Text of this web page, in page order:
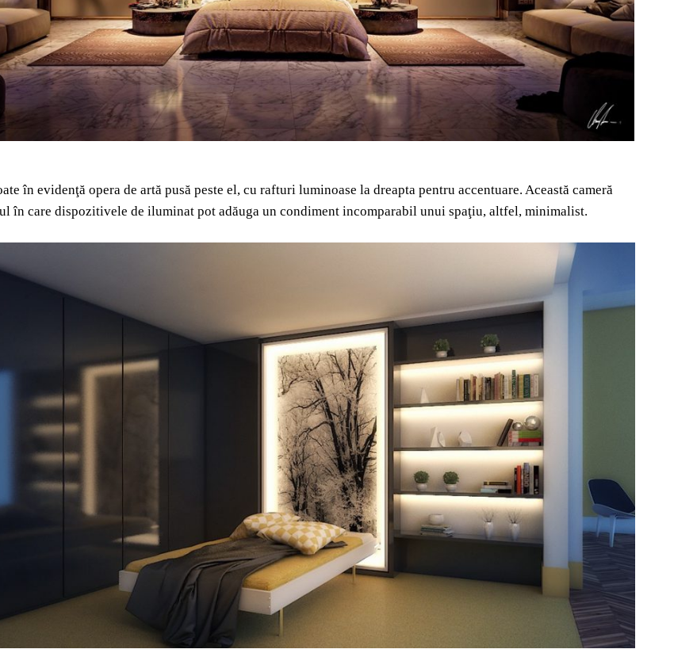
în evidenţă opera de artă pusă peste el, cu rafturi luminoase la dreapta pentru accentuare. Această cameră
în care dispozitivele de iluminat pot adăuga un condiment incomparabil unui spaţiu, altfel, minimalist.